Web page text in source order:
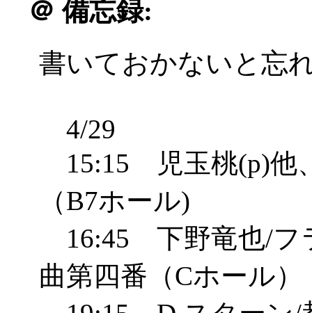
＠ 備忘録:
書いておかないと忘
4/29
15:15 児玉桃(p)他
（B7ホール)
16:45 下野竜也/フ
曲第四番（Cホール）